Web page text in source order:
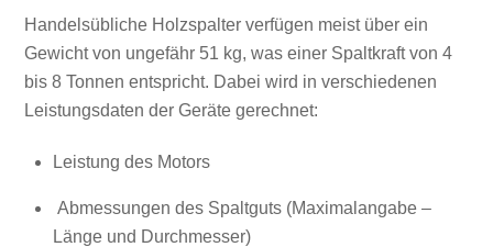
Handelsübliche Holzspalter verfügen meist über ein
Gewicht von ungefähr 51 kg, was einer Spaltkraft von 4
bis 8 Tonnen entspricht. Dabei wird in verschiedenen
Leistungsdaten der Geräte gerechnet:
Leistung des Motors
Abmessungen des Spaltguts (Maximalangabe –
Länge und Durchmesser)